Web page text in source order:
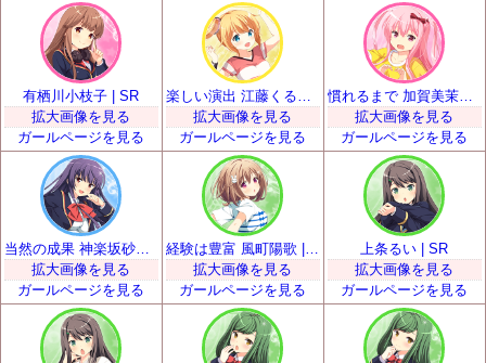
有栖川小枝子 | SR
拡大画像を見る
ガールページを見る
拡大画像を見る
ガールページを見る
慣れるまで 加賀美茉莉 | SR
拡大画像を見る
ガールページを見る
拡大画像を見る
ガールページを見る
経験は豊富 風町陽歌 | SR
拡大画像を見る
ガールページを見る
上条るい | SR
拡大画像を見る
ガールページを見る